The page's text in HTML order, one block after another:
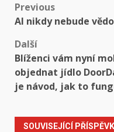
Post
navigation
Previous
AI nikdy nebude
Další
Blíženci vám nyní
objednat jídlo
je návod, jak to
SOUVISEJÍCÍ